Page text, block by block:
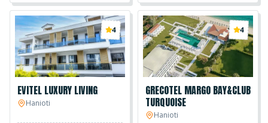
4
EVITEL LUXURY LIVING
Hanioti
4
GRECOTEL MARGO BAY&CLUB
TURQUOISE
Hanioti